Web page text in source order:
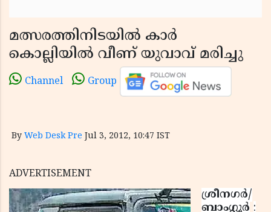
മത്സരത്തിനിടയില്‍ കാര്‍
കൊല്ലിയില്‍ വീണ് യുവാവ് മരിച്ചു
Channel Group
By Web Desk Pre Jul 3, 2012, 10:47 IST
ADVERTISEMENT
ശ്രീനഗര്‍/
ബാംഗ്ലൂര്‍ :